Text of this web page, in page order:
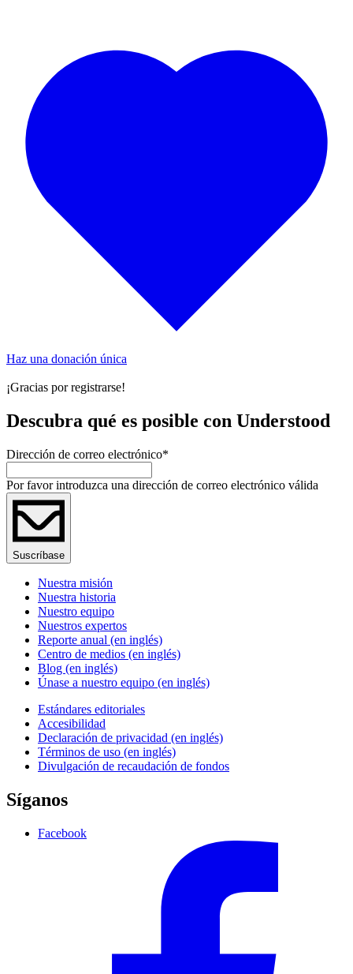
Haz una donación única
¡Gracias por registrarse!
Descubra qué es posible con Understood
Dirección de correo electrónico*
Por favor introduzca una dirección de correo electrónico válida
Suscríbase
Nuestra misión
Nuestra historia
Nuestro equipo
Nuestros expertos
Reporte anual (en inglés)
Centro de medios (en inglés)
Blog (en inglés)
Únase a nuestro equipo (en inglés)
Estándares editoriales
Accesibilidad
Declaración de privacidad (en inglés)
Términos de uso (en inglés)
Divulgación de recaudación de fondos
Síganos
Facebook